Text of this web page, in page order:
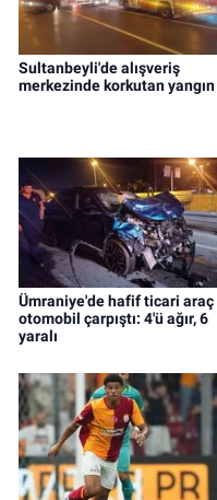
Sultanbeyli'de alışveriş
merkezinde korkutan yangın
Ümraniye'de hafif ticari
otomobil çarpıştı: 4'ü ağır, 6
yaralı